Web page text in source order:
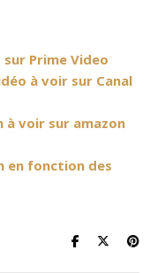
Prime Video
à voir sur Canal
à voir sur amazon
en fonction des